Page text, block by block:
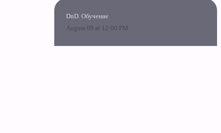
DnD. Обучение
August 09 at 12:00 PM